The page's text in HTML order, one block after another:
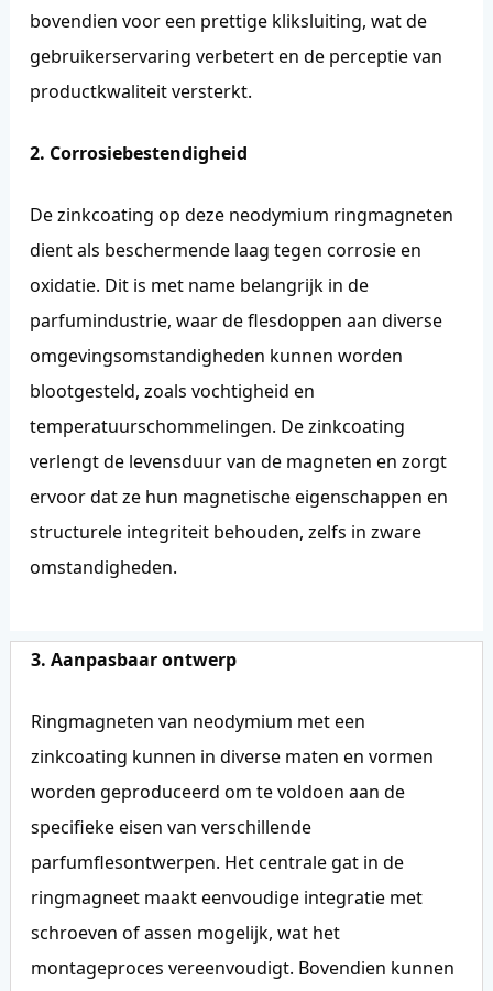
bovendien voor een prettige kliksluiting, wat de
gebruikerservaring verbetert en de perceptie van
productkwaliteit versterkt.
2. Corrosiebestendigheid
De zinkcoating op deze neodymium ringmagneten
dient als beschermende laag tegen corrosie en
oxidatie. Dit is met name belangrijk in de
parfumindustrie, waar de flesdoppen aan diverse
omgevingsomstandigheden kunnen worden
blootgesteld, zoals vochtigheid en
temperatuurschommelingen. De zinkcoating
verlengt de levensduur van de magneten en zorgt
ervoor dat ze hun magnetische eigenschappen en
structurele integriteit behouden, zelfs in zware
omstandigheden.
3. Aanpasbaar ontwerp
Ringmagneten van neodymium met een
zinkcoating kunnen in diverse maten en vormen
worden geproduceerd om te voldoen aan de
specifieke eisen van verschillende
parfumflesontwerpen. Het centrale gat in de
ringmagneet maakt eenvoudige integratie met
schroeven of assen mogelijk, wat het
montageproces vereenvoudigt. Bovendien kunnen